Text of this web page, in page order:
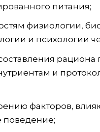
питания;
физиологии,
и психологии
рациона
и
факторов,